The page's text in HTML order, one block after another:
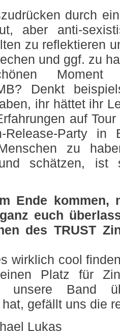
durch
aber anti-
zu reflektieren
und ggf. zu
Denkt
ihr hättet ihr
auf
Release-Party
zu
schätzen, ist
Ende kommen,
euch
des TRUST
wirklich cool
Platz für
unsere Band
gefällt uns die
Lukas